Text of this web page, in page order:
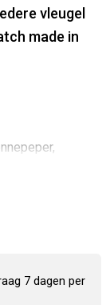
vleugel
made in
7 dagen per